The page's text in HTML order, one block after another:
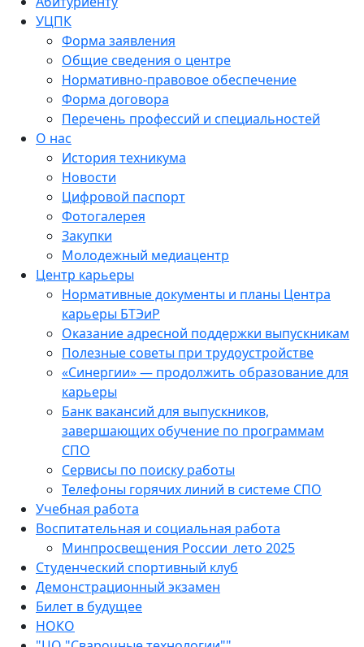
УЦПК
Форма заявления
Общие сведения о центре
Нормативно-правовое обеспечение
Форма договора
Перечень профессий и специальностей
О нас
История техникума
Новости
Цифровой паспорт
Фотогалерея
Закупки
Молодежный медиацентр
Центр карьеры
Нормативные документы и планы Центра
карьеры БТЭиР
Оказание адресной поддержки выпускникам
Полезные советы при трудоустройстве
«Синергии» — продолжить образование для
карьеры
Банк вакансий для выпускников,
завершающих обучение по программам
СПО
Сервисы по поиску работы
Телефоны горячих линий в системе СПО
Учебная работа
Воспитательная и социальная работа
Минпросвещения России_лето 2025
Студенческий спортивный клуб
Демонстрационный экзамен
Билет в будущее
НОКО